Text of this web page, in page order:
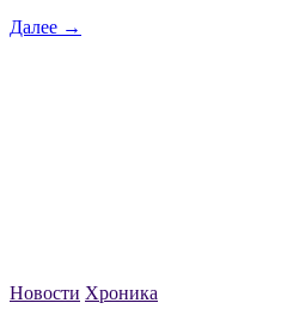
Далее →
Новости Хроника